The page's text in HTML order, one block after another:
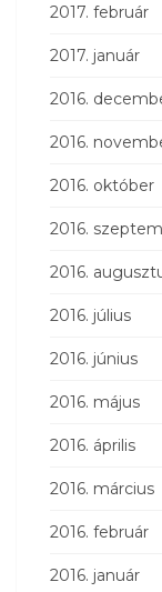
2017. február
2017. január
2016.
2016.
2016. október
2016.
2016.
2016. július
2016. június
2016. május
2016. április
2016. március
2016. február
2016. január